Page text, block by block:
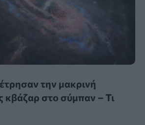
την μακρινή
κβάζαρ στο σύμπαν – Τι